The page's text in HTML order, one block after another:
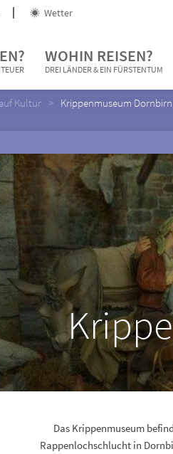
Wetter
WOHIN REISEN?
DREI LÄNDER & EIN FÜRSTENTUM
Kultur Krippenmuseum Dornbirn
Das Krippenmuseum
Rappenlochschlucht in